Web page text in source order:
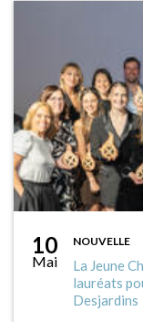
10
Mai
NOUVELLE
La Jeune
lauréats
Desjardins